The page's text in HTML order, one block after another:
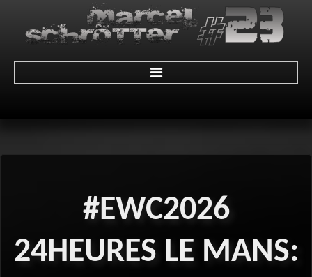
Home
02 - Sachsenring
#EWC2026
24HEURES LE MANS: